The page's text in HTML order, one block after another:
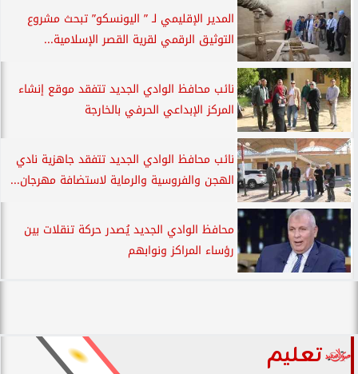
المدير الإقليمي لـ ” اليونسكو” تبحث مشروع
التوثيق الرقمي لقرية القصر الإسلامية...
نائب محافظ الوادي الجديد تتفقد موقع إنشاء
المركز الإبداعي الحرفي بالخارجة
نائب محافظ الوادي الجديد تتفقد جاهزية نادي
الهجن والفروسية والرماية لاستضافة مهرجان...
محافظ الوادي الجديد يُصدر حركة تنقلات بين
رؤساء المراكز ونوابهم
تعليم